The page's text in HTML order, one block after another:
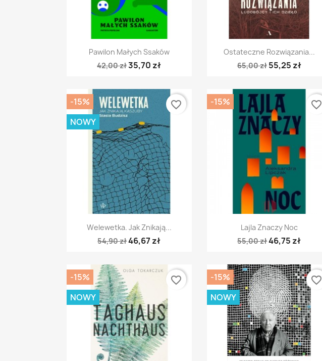
Szybki podgląd
Pawilon Małych Ssaków
42,00 zł35,70 zł
Szybki podgląd
Ostateczne Rozwiązania...
65,00 zł 55,25 zł
Szybki podgląd
Welewetka. Jak Znikają...
54,90 zł46,67 zł
-15%
NOWY
favorite_border
Szybki podgląd
Lajla Znaczy Noc
55,00 zł46,75 zł
-15% favorite_border
-15%
NOWY
favorite_border
-15%
NOWY
favorite_border